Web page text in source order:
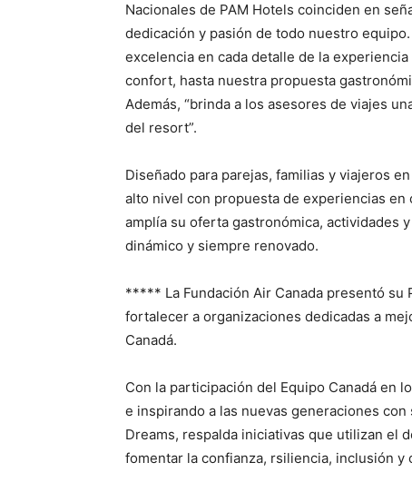
Nacionales de PAM Hotels coinciden en
dedicación y pasión de todo nuestro
excelencia en cada detalle de la
confort, hasta nuestra propuesta
Además, “brinda a los asesores de viajes
del resort”.
Diseñado para parejas, familias y viajeros
alto nivel con propuesta de experiencias
amplía su oferta gastronómica, actividades
dinámico y siempre renovado.
***** La Fundación Air Canada presentó su
fortalecer a organizaciones dedicadas a
Canadá.
Con la participación del Equipo Canadá en
e inspirando a las nuevas generaciones
Dreams, respalda iniciativas que utilizan el
fomentar la confianza, rsiliencia, inclusión y